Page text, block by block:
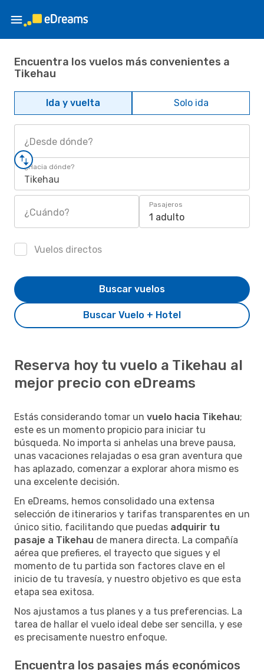
Encuentra los vuelos más convenientes a
Tikehau
Ida y vuelta Solo ida
¿Desde dónde?
¿Hacia dónde?
Tikehau
¿Cuándo?
Pasajeros
1 adulto
Vuelos directos
Buscar Vuelo + Hotel
Buscar vuelos
Reserva hoy tu vuelo a Tikehau al
mejor precio con eDreams
Estás considerando tomar un vuelo hacia Tikehau;
este es un momento propicio para iniciar tu
búsqueda. No importa si anhelas una breve pausa,
unas vacaciones relajadas o esa gran aventura que
has aplazado, comenzar a explorar ahora mismo es
una excelente decisión.
En eDreams, hemos consolidado una extensa
selección de itinerarios y tarifas transparentes en un
único sitio, facilitando que puedas adquirir tu
pasaje a Tikehau de manera directa. La compañía
aérea que prefieres, el trayecto que sigues y el
momento de tu partida son factores clave en el
inicio de tu travesía, y nuestro objetivo es que esta
etapa sea exitosa.
Nos ajustamos a tus planes y a tus preferencias. La
tarea de hallar el vuelo ideal debe ser sencilla, y ese
es precisamente nuestro enfoque.
Encuentra los pasajes más económicos